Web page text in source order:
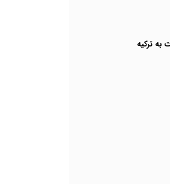
به ترکیه